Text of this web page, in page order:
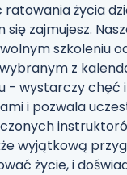
życia
zajmujesz.
z
wystarczy chęć
i pozwala
wyjątkową
życie, i